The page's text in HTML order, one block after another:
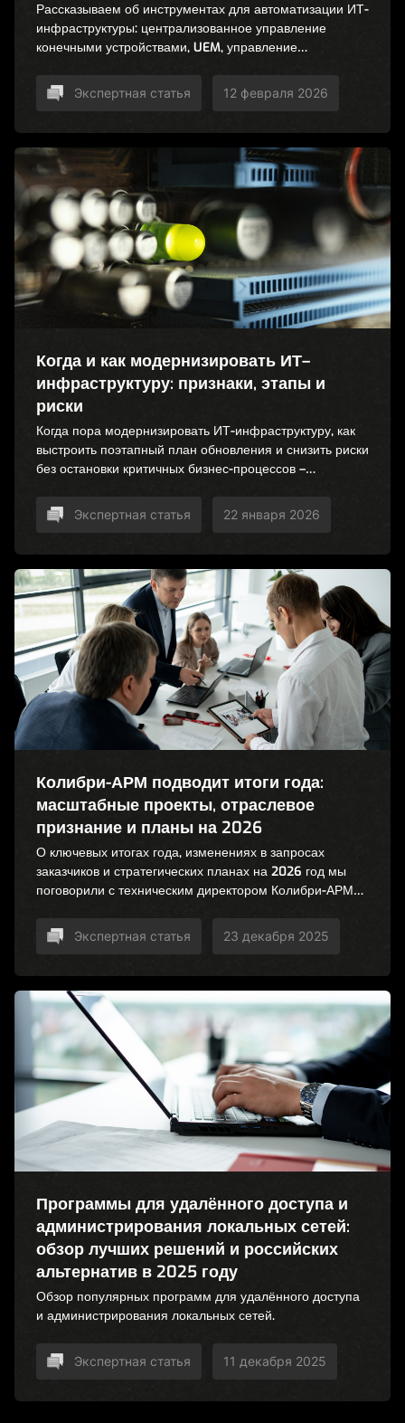
Рассказываем об инструментах для автоматизации ИТ-
инфраструктуры: централизованное управление
конечными устройствами, UEM, управление
Экспертная статья 12 февраля 2026
Когда и как модернизировать ИТ–
инфраструктуру: признаки, этапы и
риски
Когда пора модернизировать ИТ-инфраструктуру, как
выстроить поэтапный план обновления и снизить риски
без остановки критичных бизнес-процессов –
Экспертная статья 22 января 2026
Колибри-АРМ подводит итоги года:
масштабные проекты, отраслевое
признание и планы на 2026
О ключевых итогах года, изменениях в запросах
заказчиков и стратегических планах на 2026 год мы
поговорили с техническим директором Колибри-АРМ
бизнеса Алиной Субботкиной.
Экспертная статья 23 декабря 2025
Программы для удалённого доступа и
администрирования локальных сетей:
обзор лучших решений и российских
альтернатив в 2025 году
Обзор популярных программ для удалённого доступа
и администрирования локальных сетей.
Экспертная статья 11 декабря 2025